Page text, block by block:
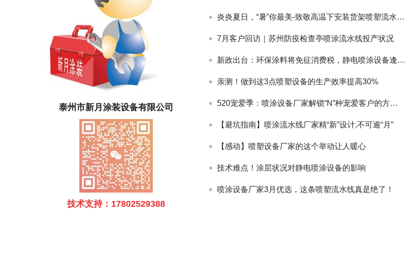
炎炎夏日，“暑”你最美-致敬高温下安装货架喷塑流水线的您们￼
7月客户回访｜苏州防疫检查亭喷涂流水线投产状况
新政出台：环保涂料将免征消费税，静电喷涂设备逢机遇！￼
亲测！做到这3点喷塑设备的生产效率提高30%
520宠爱季：喷涂设备厂家解锁“N”种宠爱客户的方式￼
【避坑指南】喷涂流水线厂家精“新”设计,不可逾“月”
【感动】喷塑设备厂家的这个举动让人暖心
技术难点！涂层状况对静电喷涂设备的影响
喷涂设备厂家3月优选，这条喷塑流水线真是绝了！
泰州市新月涂装设备有限公司
技术支持：17802529388